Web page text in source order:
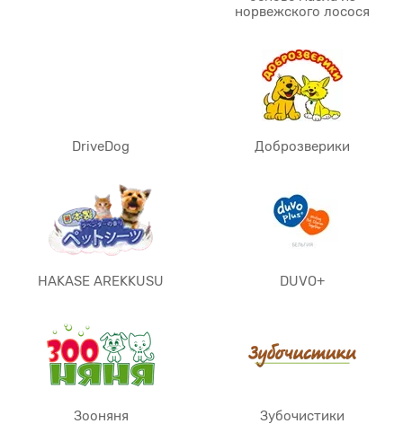
норвежского лосося
DriveDog Доброзверики
HAKASE AREKKUSU DUVO+
Зооняня Зубочистики